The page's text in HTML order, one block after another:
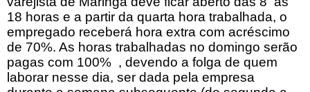
18 horas e a partir da quarta hora trabalhada, o
empregado receberá hora extra com acréscimo
de 70%. As horas trabalhadas no domingo serão
pagas com 100% , devendo a folga de quem
laborar nesse dia, ser dada pela empresa